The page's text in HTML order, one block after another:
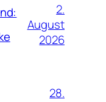
2.
August
2026
28.